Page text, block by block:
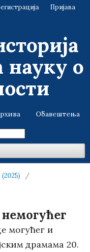
науку о
Обавештења
Пријава
(2025)
/
могућег и
драмама 20.